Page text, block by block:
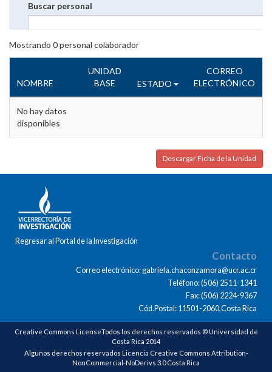
Buscar personal
Mostrando 0personal colaborador
NOMBRE
UNIDAD
BASE
ESTADO
CORREO
ELECTRÓNICO
No hay datos
disponibles
Descargar Ficha de la Unidad
Regresar al Portal de la Investigación
Contacto
Correo electrónico: gabriela.chaconzamora@ucr.ac.cr
Teléfono: (506) 2511-1341
Fax: (506) 2224-9367
Cód.Postal: 11501-2060,Costa Rica
Creative Commons LicenseTodos los derechos reservados © Universidad de
Costa Rica 2014
Algunos derechos reservados Licencia Creative Commons Attribution-
NonCommercial-NoDerivs 3.0 Costa Rica